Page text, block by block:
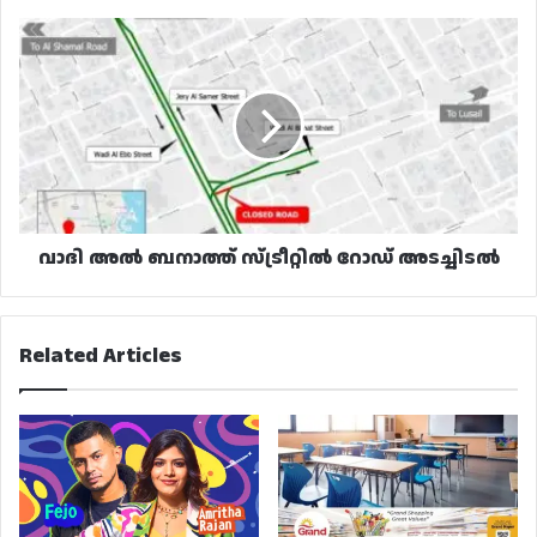
വാദി
അൽ
ബനാത്ത്
സ്ട്രീറ്റിൽ
റോഡ്
അടച്ചിടൽ
വാദി അൽ ബനാത്ത് സ്ട്രീറ്റിൽ റോഡ് അടച്ചിടൽ
Related Articles